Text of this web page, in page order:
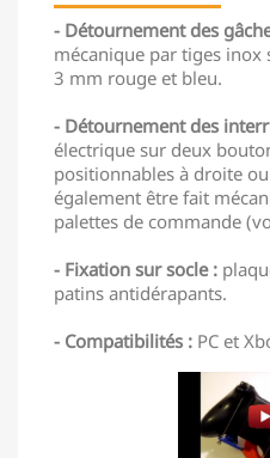
- Détournement des
mécanique par tiges inox
3 mm rouge et bleu.
- Détournement des
électrique sur deux
positionnables à droite
également être fait
palettes de commande
- Fixation sur socle :
patins antidérapants.
- Compatibilités : PC et